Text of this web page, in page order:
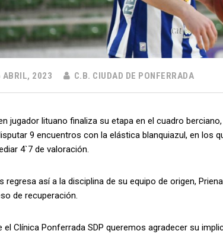
ABRIL, 2023 C.B. CIUDAD DE PONFERRADA
jugador lituano finaliza su etapa en el cuadro
9 encuentros con la elástica blanquiazul, en los
4`7 de valoración.
regresa así a la disciplina de su equipo de origen,
de recuperación.
el Clínica Ponferrada SDP queremos agradecer su